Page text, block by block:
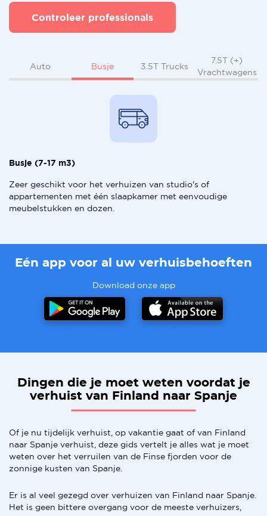
Controleer professionals
Auto Busje 3.5T Trucks
7.5T (+)
Vrachtwagens
Busje (7-17 m3)
Zeer geschikt voor het verhuizen van studio's of
appartementen met één slaapkamer met eenvoudige
meubelstukken en dozen.
Eén app voor al uw verhuisbehoeften
Download onze app
Dingen die je moet weten voordat je
verhuist van Finland naar Spanje
Of je nu tijdelijk verhuist, op vakantie gaat of van Finland
naar Spanje verhuist, deze gids vertelt je alles wat je moet
weten over het verruilen van de Finse fjorden voor de
zonnige kusten van Spanje.
Er is al veel gezegd over verhuizen van Finland naar Spanje.
Het is geen bittere overgang voor de meeste verhuizers,